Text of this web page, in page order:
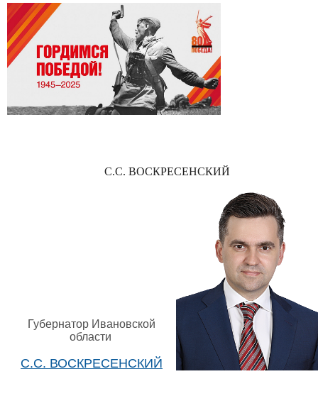
С.С. ВОСКРЕСЕНСКИЙ
Губернатор Ивановской
области
С.С. ВОСКРЕСЕНСКИЙ